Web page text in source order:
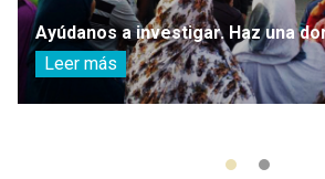
Ayúdanos a investigar. Haz una
Leer más